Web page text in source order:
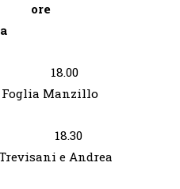
ore
Manzillo
e Andrea